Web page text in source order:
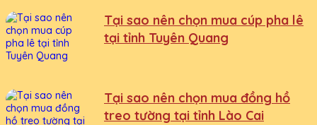
Tại sao nên chọn mua cúp pha lê
tại tỉnh Tuyên Quang
Tại sao nên chọn mua đồng hồ
treo tường tại tỉnh Lào Cai